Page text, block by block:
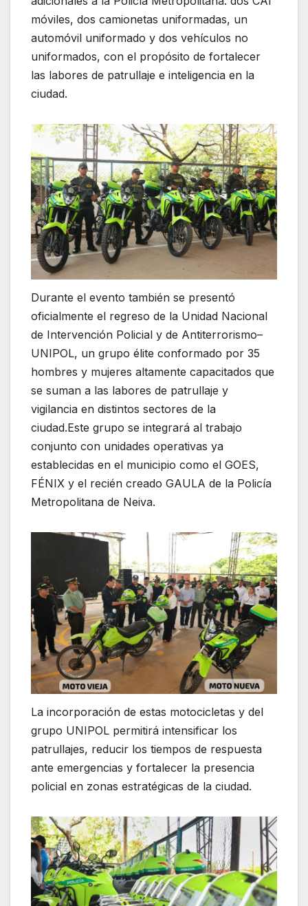
móviles, dos camionetas uniformadas, un
automóvil uniformado y dos vehículos no
uniformados, con el propósito de fortalecer
las labores de patrullaje e inteligencia en la
ciudad.
Durante el evento también se presentó
oficialmente el regreso de la Unidad Nacional
de Intervención Policial y de Antiterrorismo–
UNIPOL, un grupo élite conformado por 35
hombres y mujeres altamente capacitados que
se suman a las labores de patrullaje y
vigilancia en distintos sectores de la
ciudad.Este grupo se integrará al trabajo
conjunto con unidades operativas ya
establecidas en el municipio como el GOES,
FÉNIX y el recién creado GAULA de la Policía
Metropolitana de Neiva.
La incorporación de estas motocicletas y del
grupo UNIPOL permitirá intensificar los
patrullajes, reducir los tiempos de respuesta
ante emergencias y fortalecer la presencia
policial en zonas estratégicas de la ciudad.